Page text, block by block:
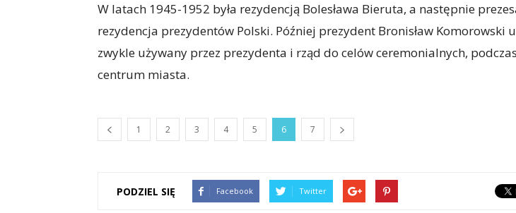
W latach 1945-1952 była rezydencją Bolesława Bieruta, a następnie
rezydencja prezydentów Polski. Później prezydent Bronisław Komorowski
zwykle używany przez prezydenta i rząd do celów ceremonialnych,
centrum miasta.
1 2 3 4 5 6 7
PODZIEL SIĘ Facebook Twitter